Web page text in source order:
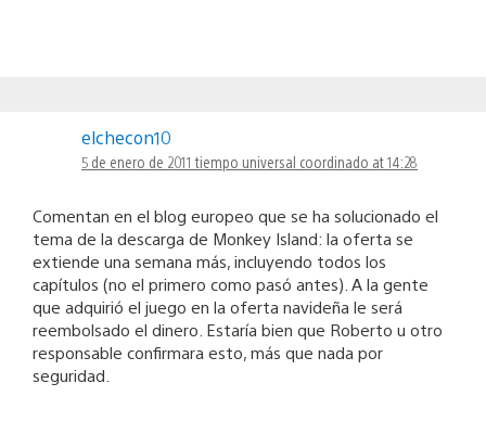
elchecon10
5 de enero de 2011 tiempo universal coordinado at 14:28
Comentan en el blog europeo que se ha solucionado el
tema de la descarga de Monkey Island: la oferta se
extiende una semana más, incluyendo todos los
capítulos (no el primero como pasó antes). A la gente
que adquirió el juego en la oferta navideña le será
reembolsado el dinero. Estaría bien que Roberto u otro
responsable confirmara esto, más que nada por
seguridad.